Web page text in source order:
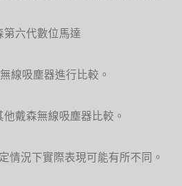
第六代數位馬達
線吸塵器進行比較。
戴森無線吸塵器比較。
情況下實際表現可能有所不同。